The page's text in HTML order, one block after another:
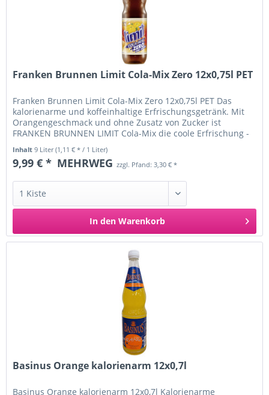
Franken Brunnen Limit Cola-Mix Zero 12x0,75l PET
Franken Brunnen Limit Cola-Mix Zero 12x0,75l PET Das
kalorienarme und koffeinhaltige Erfrischungsgetränk. Mit
Orangengeschmack und ohne Zusatz von Zucker ist
FRANKEN BRUNNEN LIMIT Cola-Mix die coole Erfrischung -
Inhalt9 Liter(1,11 € * / 1 Liter)
9,99 € * MEHRWEG zzgl. Pfand: 3,30 € *
In den Warenkorb
Basinus Orange kalorienarm 12x0,7l
Basinus Orange kalorienarm 12x0,7l Kalorienarme